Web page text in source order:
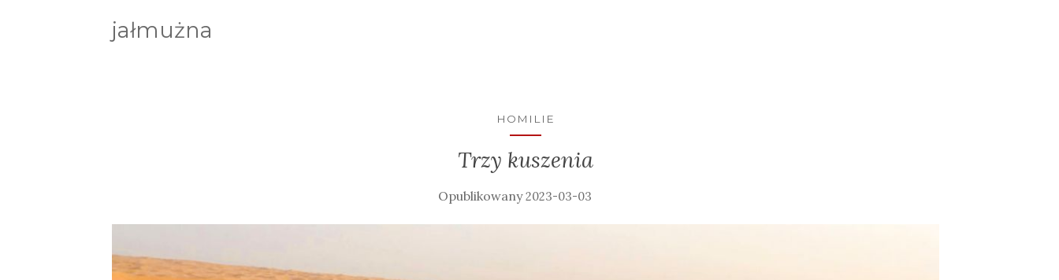
jałmużna
HOMILIE
Trzy kuszenia
2023-03-03